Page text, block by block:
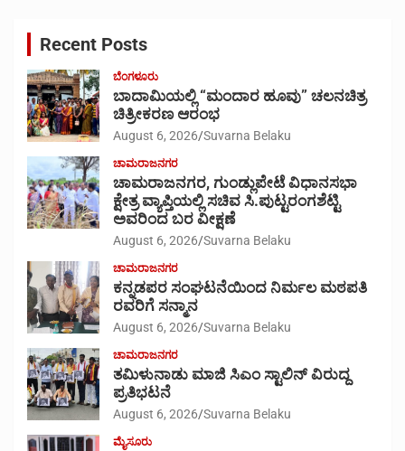
Recent Posts
ಬೆಂಗಳೂರು
ಬಾದಾಮಿಯಲ್ಲಿ “ಮಂದಾರ ಹೂವು” ಚಲನಚಿತ್ರ
ಚಿತ್ರೀಕರಣ ಆರಂಭ
August 6, 2026 Suvarna Belaku
ಚಾಮರಾಜನಗರ
ಚಾಮರಾಜನಗರ, ಗುಂಡ್ಲುಪೇಟೆ ವಿಧಾನಸಭಾ
ಕ್ಷೇತ್ರ ವ್ಯಾಪ್ತಿಯಲ್ಲಿ ಸಚಿವ ಸಿ.ಪುಟ್ಟರಂಗಶೆಟ್ಟಿ
ಅವರಿಂದ ಬರ ವೀಕ್ಷಣೆ
August 6, 2026 Suvarna Belaku
ಚಾಮರಾಜನಗರ
ಕನ್ನಡಪರ ಸಂಘಟನೆಯಿಂದ ನಿರ್ಮಲ ಮಠಪತಿ
ರವರಿಗೆ ಸನ್ಮಾನ
August 6, 2026 Suvarna Belaku
ಚಾಮರಾಜನಗರ
ತಮಿಳುನಾಡು ಮಾಜಿ ಸಿಎಂ ಸ್ಟಾಲಿನ್ ವಿರುದ್ದ
ಪ್ರತಿಭಟನೆ
August 6, 2026 Suvarna Belaku
ಮೈಸೂರು